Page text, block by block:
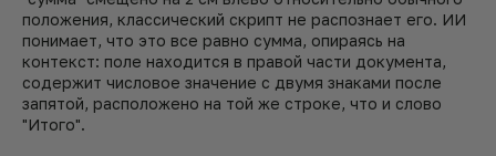
положения, классический скрипт не распознает его. ИИ
понимает, что это все равно сумма, опираясь на
контекст: поле находится в правой части документа,
содержит числовое значение с двумя знаками после
запятой, расположено на той же строке, что и слово
"Итого".